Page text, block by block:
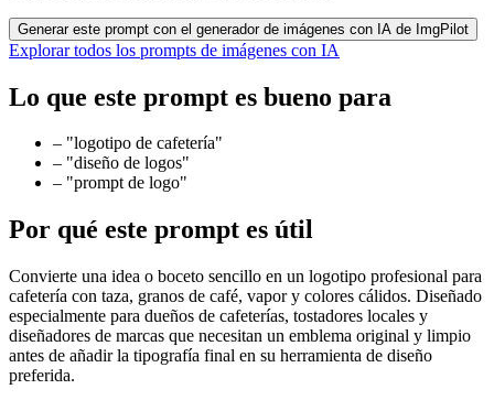
Generar este prompt con el generador de imágenes con IA de ImgPilot
Explorar todos los prompts de imágenes con IA
Lo que este prompt es bueno para
– "logotipo de cafetería"
– "diseño de logos"
– "prompt de logo"
Por qué este prompt es útil
Convierte una idea o boceto sencillo en un logotipo profesional para
cafetería con taza, granos de café, vapor y colores cálidos. Diseñado
especialmente para dueños de cafeterías, tostadores locales y
diseñadores de marcas que necesitan un emblema original y limpio
antes de añadir la tipografía final en su herramienta de diseño
preferida.